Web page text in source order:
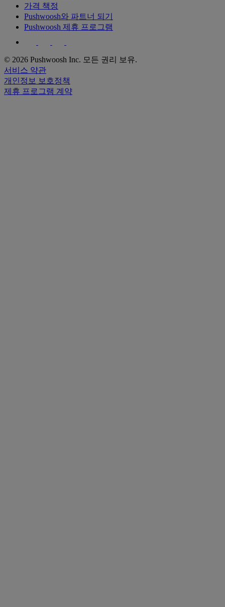
가격 책정
Pushwoosh와 파트너 되기
Pushwoosh 제휴 프로그램
© 2026 Pushwoosh Inc. 모든 권리 보유.
서비스 약관
개인정보 보호정책
제휴 프로그램 계약